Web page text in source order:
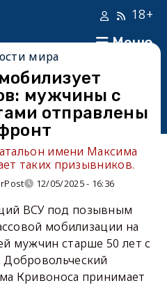
Меню
18+
мира
мужчины с
отправлены
имени Максима
таких призывников.
12/05/2025 - 16:36
ВСУ под позывным
мобилизации на
мужчин старше 50 лет с
Кривоноса принимает